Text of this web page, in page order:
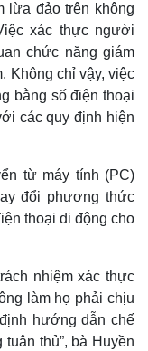
nghệ
đổi số
lừa đảo trên không
xác thực người
chức năng giám
Không chỉ vậy, việc
bằng số điện thoại
các quy định hiện
từ máy tính (PC)
đổi phương thức
thoại di động cho
nhiệm xác thực
làm họ phải chịu
hướng dẫn chế
thủ”, bà Huyền